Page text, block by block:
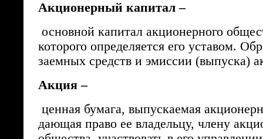
Акционерный капитал –
основной капитал акционерного
которого определяется его уставом.
заемных средств и эмиссии (выпуска)
Акция –
ценная бумага, выпускаемая
дающая право ее владельцу, члену